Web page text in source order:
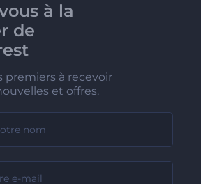
à la
de
premiers à recevoir
et offres.